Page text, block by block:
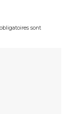
sont